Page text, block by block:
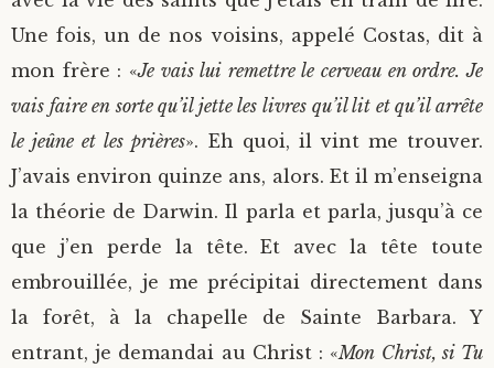
Une fois, un de nos voisins, appelé Costas, dit à
mon frère : «Je vais lui remettre le cerveau en ordre. Je
vais faire en sorte qu’il jette les livres qu’il lit et qu’il arrête
le jeûne et les prières». Eh quoi, il vint me trouver.
J’avais environ quinze ans, alors. Et il m’enseigna
la théorie de Darwin. Il parla et parla, jusqu’à ce
que j’en perde la tête. Et avec la tête toute
embrouillée, je me précipitai directement dans
la forêt, à la chapelle de Sainte Barbara. Y
entrant, je demandai au Christ : «Mon Christ, si Tu